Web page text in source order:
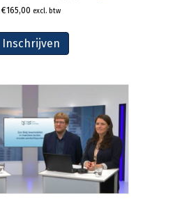
€165,00 excl. btw
Inschrijven